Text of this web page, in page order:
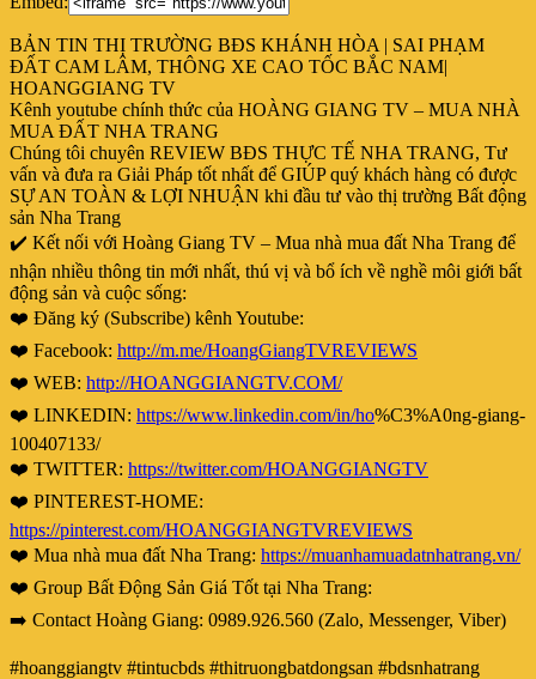
BẢN TIN THỊ TRƯỜNG BĐS KHÁNH HÒA | SAI PHẠM
ĐẤT CAM LÂM, THÔNG XE CAO TỐC BẮC NAM|
HOANGGIANG TV
Kênh youtube chính thức của HOÀNG GIANG TV – MUA NHÀ
MUA ĐẤT NHA TRANG
Chúng tôi chuyên REVIEW BĐS THỰC TẾ NHA TRANG, Tư
vấn và đưa ra Giải Pháp tốt nhất để GIÚP quý khách hàng có được
SỰ AN TOÀN & LỢI NHUẬN khi đầu tư vào thị trường Bất động
sản Nha Trang
✔️ Kết nối với Hoàng Giang TV – Mua nhà mua đất Nha Trang để
nhận nhiều thông tin mới nhất, thú vị và bổ ích về nghề môi giới bất
động sản và cuộc sống:
❤️ Đăng ký (Subscribe) kênh Youtube:
❤️ Facebook: http://m.me/HoangGiangTVREVIEWS
❤️ WEB: http://HOANGGIANGTV.COM/
❤️ LINKEDIN: https://www.linkedin.com/in/ho%C3%A0ng-giang-
100407133/
❤️ TWITTER: https://twitter.com/HOANGGIANGTV
❤️ PINTEREST-HOME:
https://pinterest.com/HOANGGIANGTVREVIEWS
❤️ Mua nhà mua đất Nha Trang: https://muanhamuadatnhatrang.vn/
❤️ Group Bất Động Sản Giá Tốt tại Nha Trang:
➡️ Contact Hoàng Giang: 0989.926.560 (Zalo, Messenger, Viber)
#hoanggiangtv #tintucbds #thitruongbatdongsan #bdsnhatrang